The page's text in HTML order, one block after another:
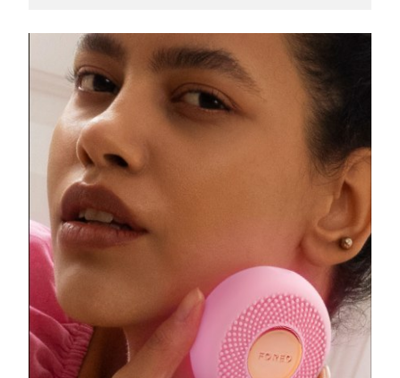
預計送達日期
土耳其 預計送達日期09/08/2026
阿拉伯聯合大公國 預計送達日期 09/08/2026
英國 08/08/2026
美國 09/08/2026
烏茲別克 13/08/2026
越南 預計送達日期14/08/2026